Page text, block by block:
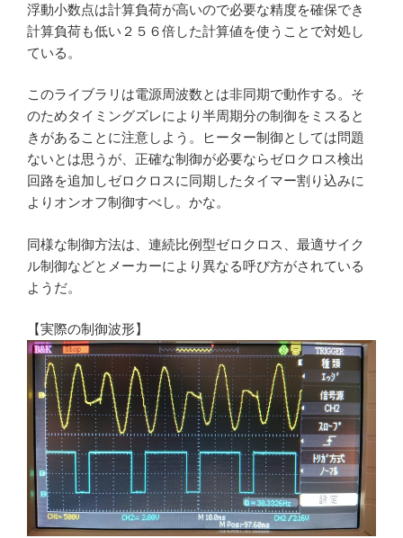
浮動小数点は計算負荷が高いので必要な精度を確保でき
計算負荷も低い２５６倍した計算値を使うことで対処し
ている。
このライブラリは電源周波数とは非同期で動作する。そ
のためタイミングズレにより半周期分の制御をミスると
きがあることに注意しよう。ヒーター制御としては問題
ないとは思うが、正確な制御が必要ならゼロクロス検出
回路を追加しゼロクロスに同期したタイマー割り込みに
よりオンオフ制御すべし。かな。
同様な制御方法は、連続比例型ゼロクロス、最適サイク
ル制御などとメーカーにより異なる呼び方がされている
ようだ。
【実際の制御波形】